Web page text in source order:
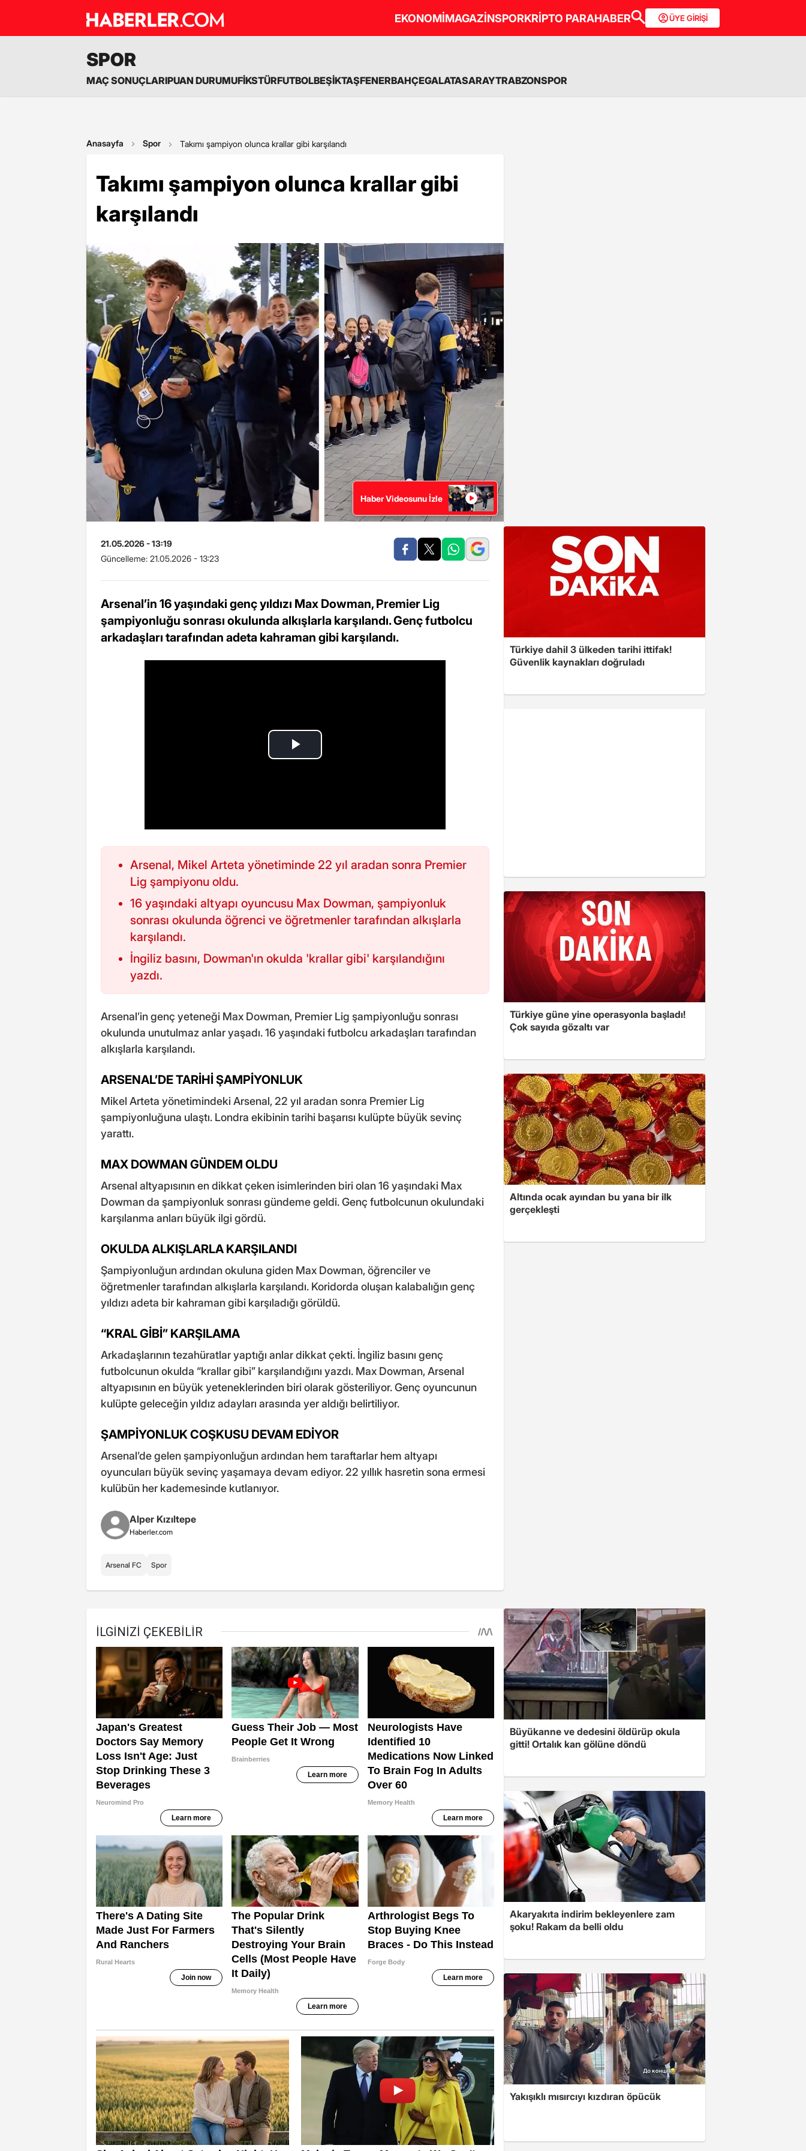
EKONOMİMAGAZİNSPORKRİPTO PARAHABER ÜYE GİRİŞİ
SPOR
MAÇ SONUÇLARIPUAN DURUMUFİKSTÜRFUTBOLBEŞİKTAŞFENERBAHÇEGALATASARAYTRABZONSPOR
Anasayfa Spor Takımı şampiyon olunca krallar gibi karşılandı
Takımı şampiyon olunca krallar gibi
karşılandı
Haber Videosunu İzle
21.05.2026 - 13:19
Güncelleme: 21.05.2026 - 13:23
Arsenal’in 16 yaşındaki genç yıldızı Max Dowman, Premier Lig
şampiyonluğu sonrası okulunda alkışlarla karşılandı. Genç futbolcu
arkadaşları tarafından adeta kahraman gibi karşılandı.
Arsenal, Mikel Arteta yönetiminde 22 yıl aradan sonra Premier
Lig şampiyonu oldu.
16 yaşındaki altyapı oyuncusu Max Dowman, şampiyonluk
sonrası okulunda öğrenci ve öğretmenler tarafından alkışlarla
karşılandı.
İngiliz basını, Dowman'ın okulda 'krallar gibi' karşılandığını
yazdı.
Arsenal’in genç yeteneği Max Dowman, Premier Lig şampiyonluğu sonrası
okulunda unutulmaz anlar yaşadı. 16 yaşındaki futbolcu arkadaşları tarafından
alkışlarla karşılandı.
ARSENAL’DE TARİHİ ŞAMPİYONLUK
Mikel Arteta yönetimindeki Arsenal, 22 yıl aradan sonra Premier Lig
şampiyonluğuna ulaştı. Londra ekibinin tarihi başarısı kulüpte büyük sevinç
yarattı.
MAX DOWMAN GÜNDEM OLDU
Arsenal altyapısının en dikkat çeken isimlerinden biri olan 16 yaşındaki Max
Dowman da şampiyonluk sonrası gündeme geldi. Genç futbolcunun okulundaki
karşılanma anları büyük ilgi gördü.
OKULDA ALKIŞLARLA KARŞILANDI
Şampiyonluğun ardından okuluna giden Max Dowman, öğrenciler ve
öğretmenler tarafından alkışlarla karşılandı. Koridorda oluşan kalabalığın genç
yıldızı adeta bir kahraman gibi karşıladığı görüldü.
“KRAL GİBİ” KARŞILAMA
Arkadaşlarının tezahüratlar yaptığı anlar dikkat çekti. İngiliz basını genç
futbolcunun okulda “krallar gibi” karşılandığını yazdı. Max Dowman, Arsenal
altyapısının en büyük yeteneklerinden biri olarak gösteriliyor. Genç oyuncunun
kulüpte geleceğin yıldız adayları arasında yer aldığı belirtiliyor.
ŞAMPİYONLUK COŞKUSU DEVAM EDİYOR
Arsenal’de gelen şampiyonluğun ardından hem taraftarlar hem altyapı
oyuncuları büyük sevinç yaşamaya devam ediyor. 22 yıllık hasretin sona ermesi
kulübün her kademesinde kutlanıyor.
Alper Kızıltepe
Haberler.com
Arsenal FC Spor
Türkiye dahil 3 ülkeden tarihi ittifak!
Güvenlik kaynakları doğruladı
Türkiye güne yine operasyonla başladı!
Çok sayıda gözaltı var
Altında ocak ayından bu yana bir ilk
gerçekleşti
Büyükanne ve dedesini öldürüp okula
gitti! Ortalık kan gölüne döndü
Akaryakıta indirim bekleyenlere zam
şoku! Rakam da belli oldu
Yakışıklı mısırcıyı kızdıran öpücük